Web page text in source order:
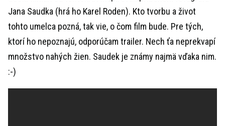
Jana Saudka (hrá ho Karel Roden). Kto tvorbu a život
tohto umelca pozná, tak vie, o čom film bude. Pre tých,
ktorí ho nepoznajú, odporúčam trailer. Nech ťa neprekvapí
množstvo nahých žien. Saudek je známy najmä vďaka nim.
:-)